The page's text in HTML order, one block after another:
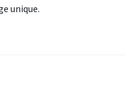
unique.